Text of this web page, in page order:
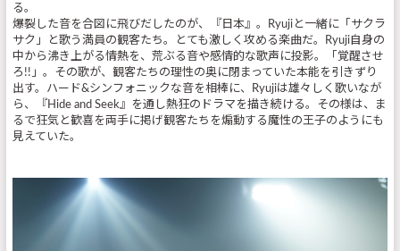
る。
爆裂した音を合図に飛びだしたのが、『日本』。Ryujiと一緒に「サクラ
サク」と歌う満員の観客たち。とても激しく攻める楽曲だ。Ryuji自身の
中から沸き上がる情熱を、荒ぶる音や感情的な歌声に投影。「覚醒させ
ろ!!」。その歌が、観客たちの理性の奥に閉まっていた本能を引きずり
出す。ハード&シンフォニックな音を相棒に、Ryujiは雄々しく歌いなが
ら、『Hide and Seek』を通し熱狂のドラマを描き続ける。その様は、ま
るで狂気と歓喜を両手に掲げ観客たちを煽動する魔性の王子のようにも
見えていた。